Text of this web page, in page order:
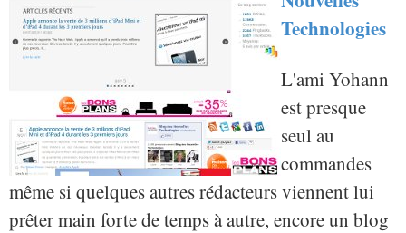
Technologies
L'ami Yohann
est presque
seul au
commandes
même si quelques autres rédacteurs viennent lui
prêter main forte de temps à autre, encore un blog